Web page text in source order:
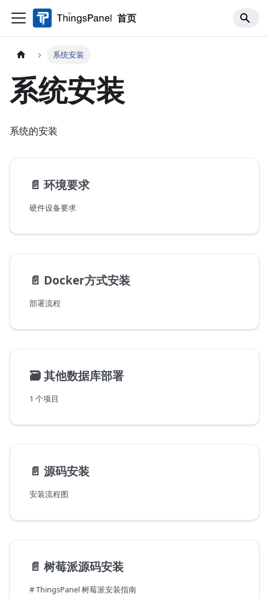
首页
系统安装
系统安装
系统的安装
📄️ 环境要求
硬件设备要求
📄️ Docker方式安装
部署流程
🗃️其他数据库部署
1 个项目
📄️ 源码安装
安装流程图
📄️ 树莓派源码安装
# ThingsPanel 树莓派安装指南